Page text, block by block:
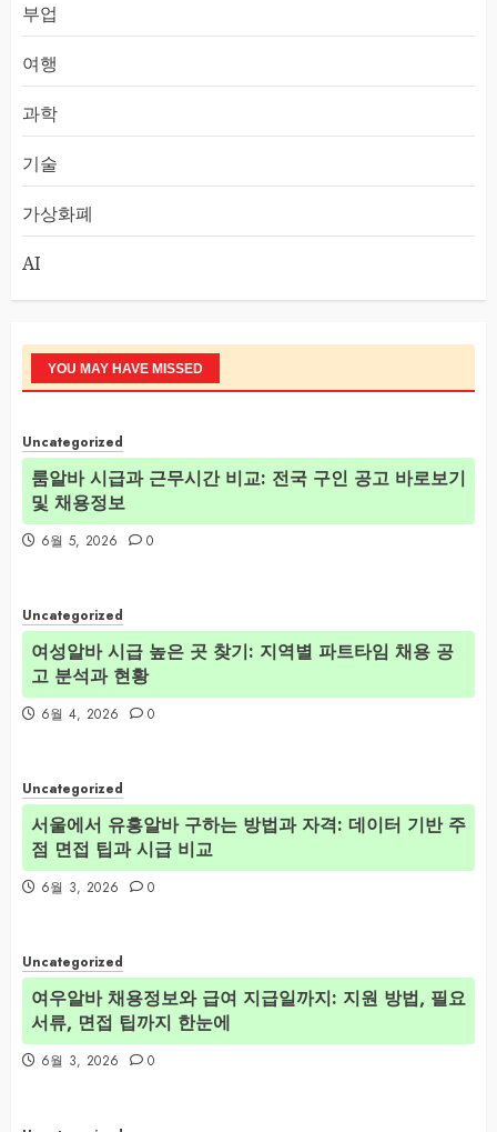
부업
여행
과학
기술
가상화폐
AI
YOU MAY HAVE MISSED
Uncategorized
룸알바 시급과 근무시간 비교: 전국 구인 공고 바로보기
및 채용정보
6월 5, 2026 0
Uncategorized
여성알바 시급 높은 곳 찾기: 지역별 파트타임 채용 공
고 분석과 현황
6월 4, 2026 0
Uncategorized
서울에서 유흥알바 구하는 방법과 자격: 데이터 기반 주
점 면접 팁과 시급 비교
6월 3, 2026 0
Uncategorized
여우알바 채용정보와 급여 지급일까지: 지원 방법, 필요
서류, 면접 팁까지 한눈에
6월 3, 2026 0